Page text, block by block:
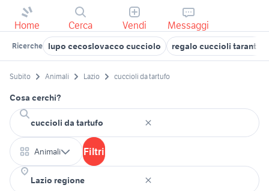
Home Cerca Vendi Messaggi
Ricerche lupo cecoslovacco cucciolo regalo cuccioli taranto
Subito Animali Lazio cuccioli da tartufo
Cosa cerchi?
Animali Filtri